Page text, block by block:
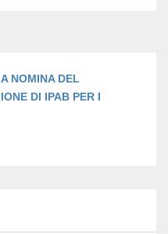
NOMINA DEL
DI IPAB PER I